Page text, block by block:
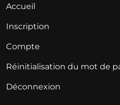
Accueil
Inscription
Compte
Réinitialisation du mot de
Déconnexion